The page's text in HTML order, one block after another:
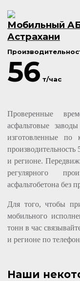
Мобильный
Астрахани
56 т/час
Проверенные
асфальтовые
изготовленные по
и регионе.
регулярного
асфальтобетона без
Для того, чтобы
мобильного
тонн в час
и регионе по
Наши